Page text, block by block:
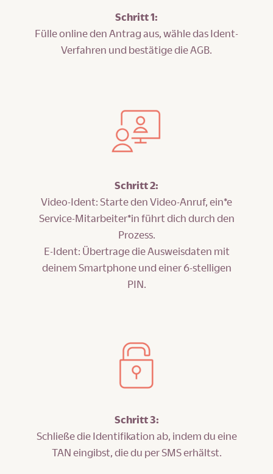
Schritt 1:
Fülle online den Antrag aus, wähle das Ident-
Verfahren und bestätige die AGB.
Schritt 2:
Video-Ident: Starte den Video-Anruf, ein*e
Service-Mitarbeiter*in führt dich durch den
Prozess.
E-Ident: Übertrage die Ausweisdaten mit
deinem Smartphone und einer 6-stelligen
PIN.
Schritt 3:
Schließe die Identifikation ab, indem du eine
TAN eingibst, die du per SMS erhältst.